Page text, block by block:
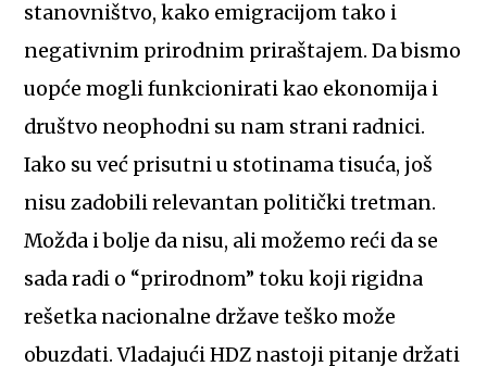
stanovništvo, kako emigracijom tako i
negativnim prirodnim priraštajem. Da bismo
uopće mogli funkcionirati kao ekonomija i
društvo neophodni su nam strani radnici.
Iako su već prisutni u stotinama tisuća, još
nisu zadobili relevantan politički tretman.
Možda i bolje da nisu, ali možemo reći da se
sada radi o “prirodnom” toku koji rigidna
rešetka nacionalne države teško može
obuzdati. Vladajući HDZ nastoji pitanje držati